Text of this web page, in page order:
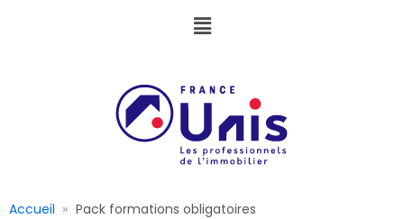
Accueil Pack formations obligatoires